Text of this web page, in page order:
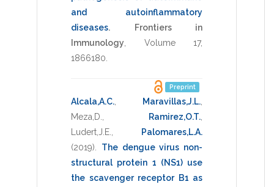
and autoinflammatory
diseases.
Frontiers in
Immunology
Volume 17,
1866180
Preprint
Alcala,A.C. Maravillas,J.L.
Meza,D.
Ramirez,O.T.
Ludert,J.E.
Palomares,L.A.
(2019)
The dengue virus non-
structural protein 1 (NS1) use
the scavenger receptor B1 as